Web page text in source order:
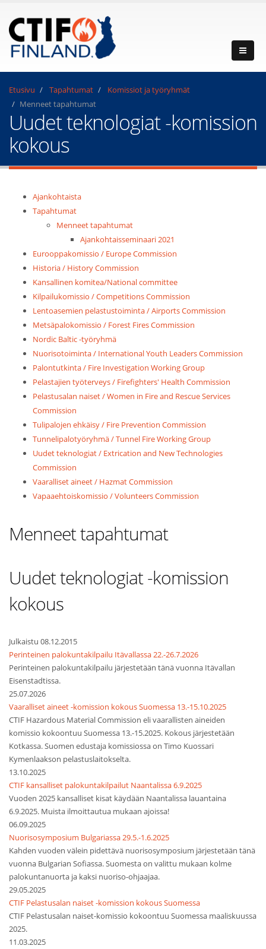
Etusivu Tapahtumat
Komissiot ja työryhmät
Menneet tapahtumat
Uudet teknologiat -komission
kokous
Ajankohtaista
Tapahtumat
Menneet tapahtumat
Ajankohtaisseminaari 2021
Eurooppakomissio / Europe Commission
Historia / History Commission
Kansallinen komitea/National committee
Kilpailukomissio / Competitions Commission
Lentoasemien pelastustoiminta / Airports Commission
Metsäpalokomissio / Forest Fires Commission
Nordic Baltic -työryhmä
Nuorisotoiminta / International Youth Leaders Commission
Palontutkinta / Fire Investigation Working Group
Pelastajien työterveys / Firefighters' Health Commission
Pelastusalan naiset / Women in Fire and Rescue Services
Commission
Tulipalojen ehkäisy / Fire Prevention Commission
Tunnelipalotyöryhmä / Tunnel Fire Working Group
Uudet teknologiat / Extrication and New Technologies
Commission
Vaaralliset aineet / Hazmat Commission
Vapaaehtoiskomissio / Volunteers Commission
Menneet tapahtumat
Uudet teknologiat -komission
kokous
Julkaistu 08.12.2015
Perinteinen palokuntakilpailu Itävallassa 22.-26.7.2026
Perinteinen palokuntakilpailu järjestetään tänä vuonna Itävallan
Eisenstadtissa.
25.07.2026
Vaaralliset aineet -komission kokous Suomessa 13.-15.10.2025
CTIF Hazardous Material Commission eli vaarallisten aineiden
komissio kokoontuu Suomessa 13.-15.2025. Kokous järjestetään
Kotkassa. Suomen edustaja komissiossa on Timo Kuossari
Kymenlaakson pelastuslaitokselta.
13.10.2025
CTIF kansalliset palokuntakilpailut Naantalissa 6.9.2025
Vuoden 2025 kansalliset kisat käydään Naantalissa lauantaina
6.9.2025. Muista ilmoittautua mukaan ajoissa!
06.09.2025
Nuorisosymposium Bulgariassa 29.5.-1.6.2025
Kahden vuoden välein pidettävä nuorisosymposium järjestetään tänä
vuonna Bulgarian Sofiassa. Suomesta on valittu mukaan kolme
palokuntanuorta ja kaksi nuoriso-ohjaajaa.
29.05.2025
CTIF Pelastusalan naiset -komission kokous Suomessa
CTIF Pelastusalan naiset-komissio kokoontuu Suomessa maaliskuussa
2025.
11.03.2025